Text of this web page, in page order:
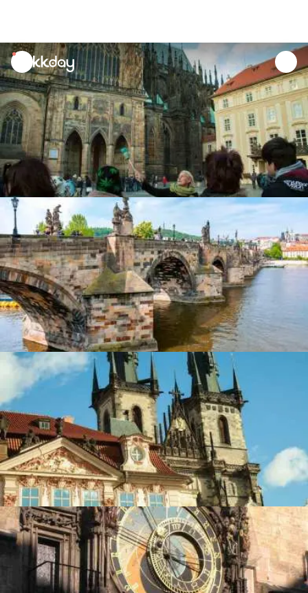
unread
notifications